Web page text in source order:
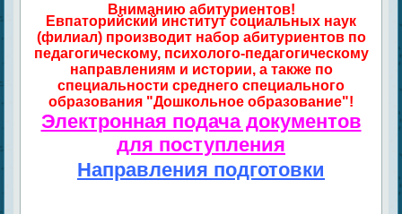
Вниманию абитуриентов!
Евпаторийский институт социальных наук
(филиал) производит набор абитуриентов по
педагогическому, психолого-педагогическому
направлениям и истории, а также по
специальности среднего специального
образования "Дошкольное образование"!
Электронная подача документов
для поступления
Направления подготовки